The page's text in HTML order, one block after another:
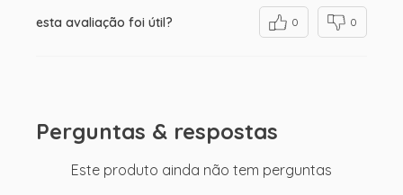
esta avaliação foi útil? 0 0
Perguntas & respostas
Este produto ainda não tem perguntas